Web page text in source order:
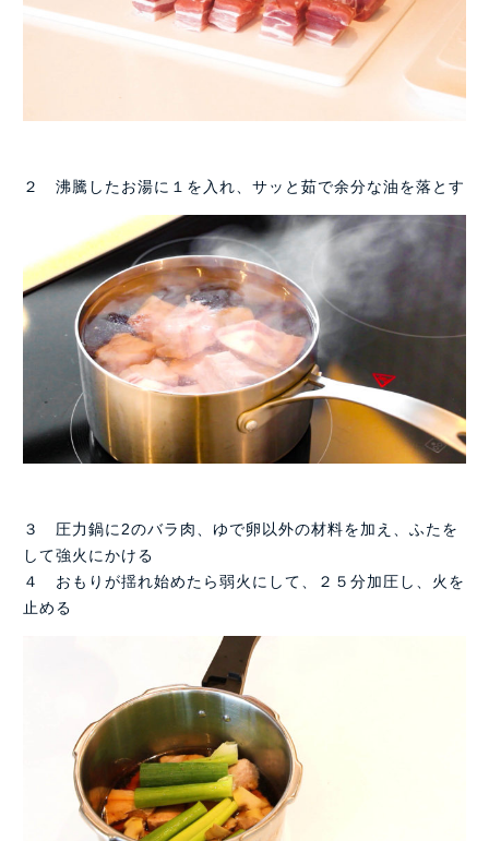
２ 沸騰したお湯に１を入れ、サッと茹で余分な油を落とす
３ 圧力鍋に2のバラ肉、ゆで卵以外の材料を加え、ふたを
して強火にかける
４ おもりが揺れ始めたら弱火にして、２５分加圧し、火を
止める